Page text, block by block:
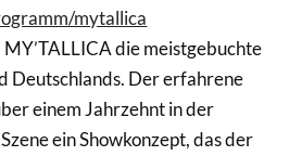
mytallica
die meistgebuchte
Deutschlands. Der erfahrene
einem Jahrzehnt in der
ein Showkonzept, das der